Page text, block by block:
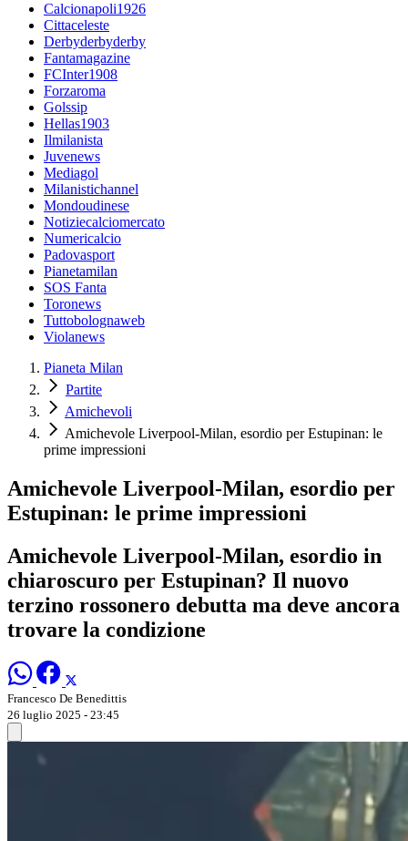
Calcionapoli1926
Cittaceleste
Derbyderbyderby
Fantamagazine
FCInter1908
Forzaroma
Golssip
Hellas1903
Ilmilanista
Juvenews
Mediagol
Milanistichannel
Mondoudinese
Notiziecalciomercato
Numericalcio
Padovasport
Pianetamilan
SOS Fanta
Toronews
Tuttobolognaweb
Violanews
Pianeta Milan
Partite
Amichevoli
Amichevole Liverpool-Milan, esordio per Estupinan: le
prime impressioni
Amichevole Liverpool-Milan, esordio per
Estupinan: le prime impressioni
Amichevole Liverpool-Milan, esordio in
chiaroscuro per Estupinan? Il nuovo
terzino rossonero debutta ma deve ancora
trovare la condizione
Francesco De Benedittis
26 luglio 2025 - 23:45